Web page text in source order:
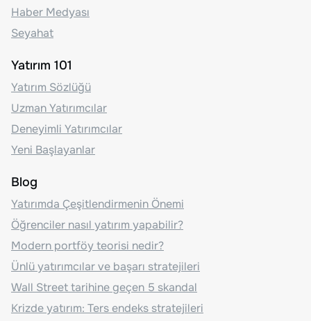
Haber Medyası
Seyahat
Yatırım 101
Yatırım Sözlüğü
Uzman Yatırımcılar
Deneyimli Yatırımcılar
Yeni Başlayanlar
Blog
Yatırımda Çeşitlendirmenin Önemi
Öğrenciler nasıl yatırım yapabilir?
Modern portföy teorisi nedir?
Ünlü yatırımcılar ve başarı stratejileri
Wall Street tarihine geçen 5 skandal
Krizde yatırım: Ters endeks stratejileri